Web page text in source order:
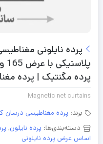
پرده مگنتیک | پرده
Magnetic net curtains
برند: پرده مغناطیسی درسان
دسته‌بندی‌ها: پرده نایلون,
اساس عرض پرده نایلونی